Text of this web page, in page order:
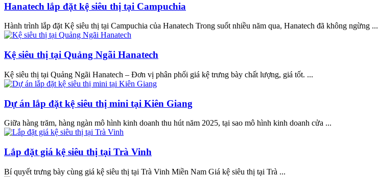
Hanatech lắp đặt kệ siêu thị tại Campuchia
Hành trình lắp đặt Kệ siêu thị tại Campuchia của Hanatech Trong suốt nhiều năm qua, Hanatech đã không ngừng ...
Kệ siêu thị tại Quảng Ngãi Hanatech
Kệ siêu thị tại Quảng Ngãi Hanatech – Đơn vị phân phối giá kệ trưng bày chất lượng, giá tốt. ...
Dự án lắp đặt kệ siêu thị mini tại Kiên Giang
Giữa hàng trăm, hàng ngàn mô hình kinh doanh thu hút năm 2025, tại sao mô hình kinh doanh cửa ...
Lắp đặt giá kệ siêu thị tại Trà Vinh
Bí quyết trưng bày cùng giá kệ siêu thị tại Trà Vinh Miền Nam Giá kệ siêu thị tại Trà ...